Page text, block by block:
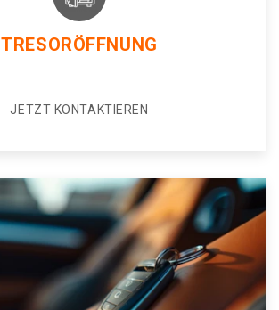
TRESORÖFFNUNG
JETZT KONTAKTIEREN